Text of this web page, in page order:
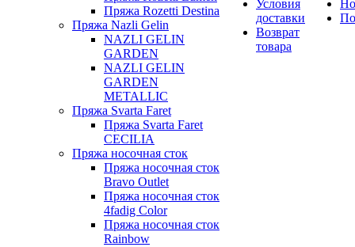
Пряжа Rozetti Destina
Пряжа Nazli Gelin
NAZLI GELIN
GARDEN
NAZLI GELIN
GARDEN
METALLIC
Пряжа Svarta Faret
Пряжа Svarta Faret
CECILIA
Пряжа носочная сток
Пряжа носочная сток
Bravo Outlet
Пряжа носочная сток
4fadig Color
Пряжа носочная сток
Rainbow
Условия
доставки
Возврат
товара